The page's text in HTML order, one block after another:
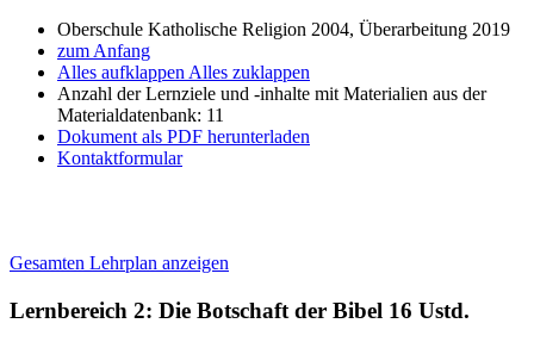
Oberschule Katholische Religion 2004, Überarbeitung 2019
zum Anfang
Alles aufklappen Alles zuklappen
Anzahl der Lernziele und -inhalte mit Materialien aus der
Materialdatenbank: 11
Dokument als PDF herunterladen
Kontaktformular
Gesamten Lehrplan anzeigen
Lernbereich 2: Die Botschaft der Bibel 16 Ustd.